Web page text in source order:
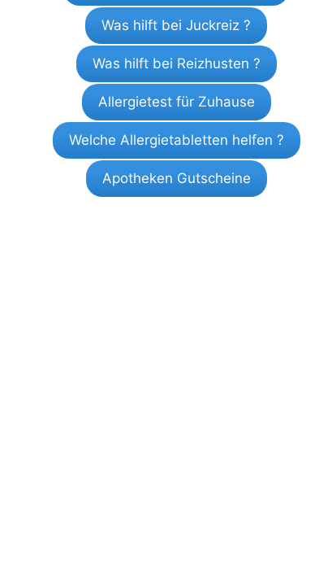
Was hilft bei Juckreiz ?
Was hilft bei Reizhusten ?
Allergietest für Zuhause
Welche Allergietabletten helfen ?
Apotheken Gutscheine